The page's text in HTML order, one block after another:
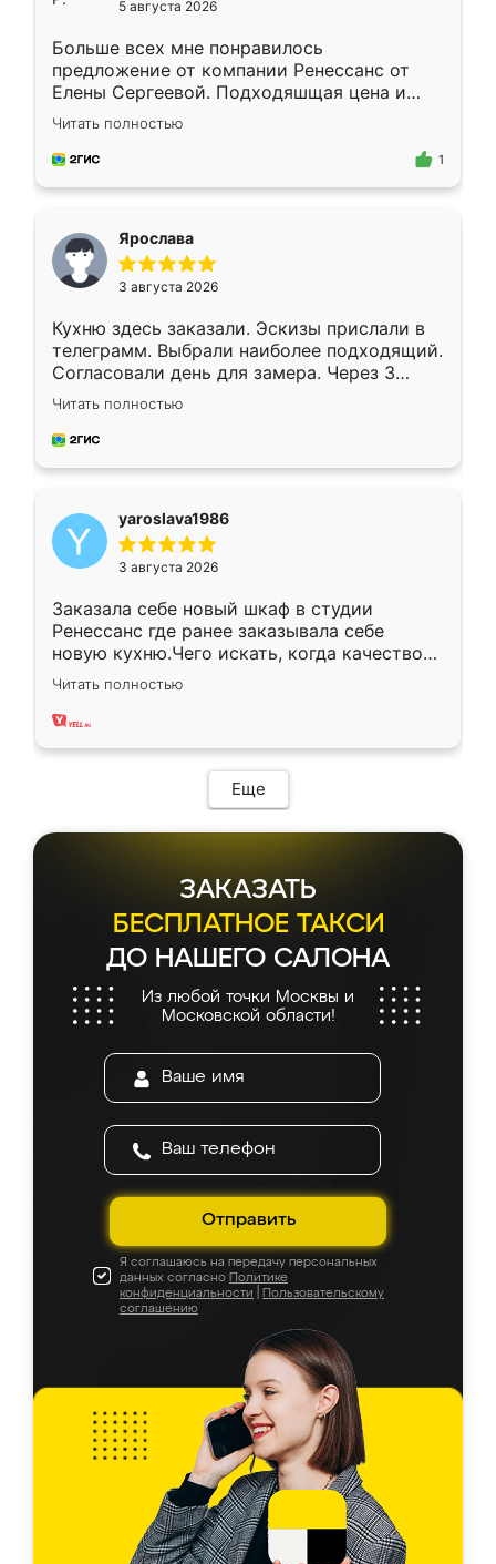
5 августа 2026
Больше всех мне понравилось
предложение от компании Ренессанс от
Елены Сергеевой. Подходяшщая цена и
короткие сроки изготовления. Приехавший
для замера сотрудник Владислав
предложил по моему эскизу самый
Читать полностью
1
Ярослава
3 августа 2026
Кухню здесь заказали. Эскизы прислали в
телеграмм. Выбрали наиболее подходящий.
Согласовали день для замера. Через 3
недели кухня была уже готова. Остались
довольны работой. Спасибо Ренессанс
мебель за качественную работу!
Читать полностью
yaroslava1986
3 августа 2026
Заказала себе новый шкаф в студии
Ренессанс где ранее заказывала себе
новую кухню.Чего искать, когда качеством
вполне довольна. Служит кухня уже почти
два года, нареканий нет.
Читать полностью
Еще
ЗАКАЗАТЬ
БЕСПЛАТНОЕ ТАКСИ
ДО НАШЕГО САЛОНА
Из любой точки Москвы и
Московской области!
Отправить
Я соглашаюсь на передачу персональных
данных согласно Политике
конфиденциальности
Пользовательскому
соглашению